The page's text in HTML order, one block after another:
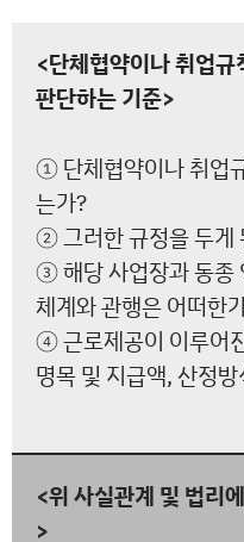
<단체협약이나 취업
판단하는 기준>
① 단체협약이나 취업
는가?
② 그러한 규정을 두게
③ 해당 사업장과 동종
체계와 관행은 어떠한
④ 근로제공이 이루어
명목 및 지급액, 산정
<위 사실관계 및 법리
>